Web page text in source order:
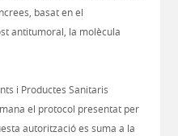
basat en el
antitumoral, la molècula
i Productes Sanitaris
el protocol presentat per
autorització es suma a la